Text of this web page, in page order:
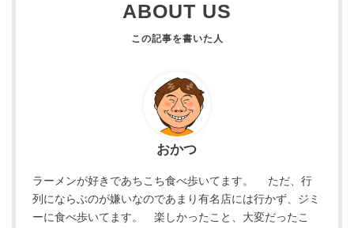
ABOUT US
おかつ
ラーメンが好きであちこち食べ歩いてます。 ただ、行
列にならぶのが嫌いなのであまり有名店には行かず、ジミ
ーに食べ歩いてます。 楽しかったこと、大変だったこ